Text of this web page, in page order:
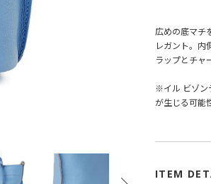
広めの底マチ
レガント。内
ラップとチャ
※イル ビゾン
が生じる可能
ITEM